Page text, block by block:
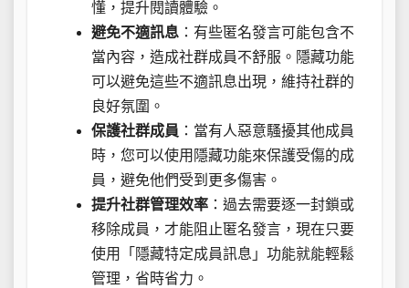
懂，提升閱讀體驗。
避免不適訊息 ：有些匿名發言可能包含不
當內容，造成社群成員不舒服。隱藏功能
可以避免這些不適訊息出現，維持社群的
良好氛圍。
保護社群成員 ：當有人惡意騷擾其他成員
時，您可以使用隱藏功能來保護受傷的成
員，避免他們受到更多傷害。
提升社群管理效率 ：過去需要逐一封鎖或
移除成員，才能阻止匿名發言，現在只要
使用「隱藏特定成員訊息」功能就能輕鬆
管理，省時省力。